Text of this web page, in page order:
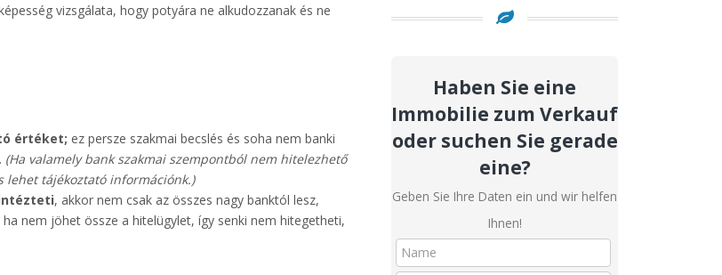
vizsgálata, hogy potyára ne alkudozzanak és ne
értéket; ez persze szakmai becslés és soha nem banki
(Ha valamely bank szakmai szempontból nem hitelezhető
lehet tájékoztató információnk.)
, akkor nem csak az összes nagy banktól lesz,
nem jöhet össze a hitelügylet, így senki nem hitegetheti,
Haben Sie eine
Immobilie zum Verkauf
oder suchen Sie gerade
eine?
Geben Sie Ihre Daten ein und wir helfen
Ihnen!